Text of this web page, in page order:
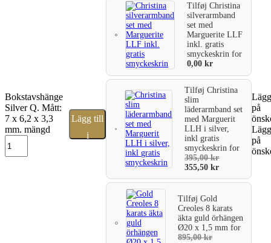
Bokstavshänge
Silver Q. Mått:
7 x 6,2 x 3,3
mm. mängd
Lägg till
i
TilføjChristina
silverarmband
set med
Marguerite LLF
inkl. gratis
smyckeskrinfor
0,00kr
TilføjChristina
slim
läderarmband set
med Marguerit
LLH i silver,
inkl gratis
smyckeskrinfor
395,00kr
355,50kr
TilføjGold
Creoles 8 karats
äkta guld örhängen
Ø20 x 1,5 mmfor
895,00kr
på
på